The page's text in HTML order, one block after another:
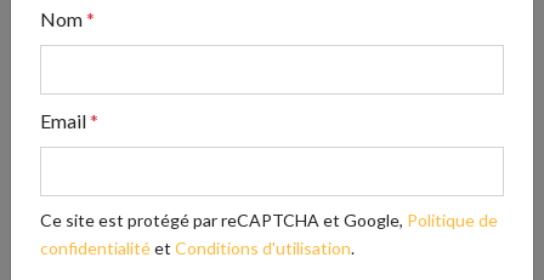
Nom*
Email*
Ce site est protégé par reCAPTCHA et Google, Politique de
confidentialitéet Conditions d'utilisation.